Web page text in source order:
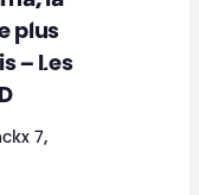
i
a
plus
– Les
7,